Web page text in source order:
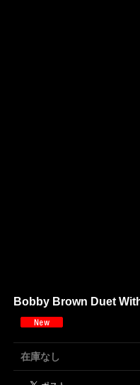
Bobby Brown Duet
在庫なし